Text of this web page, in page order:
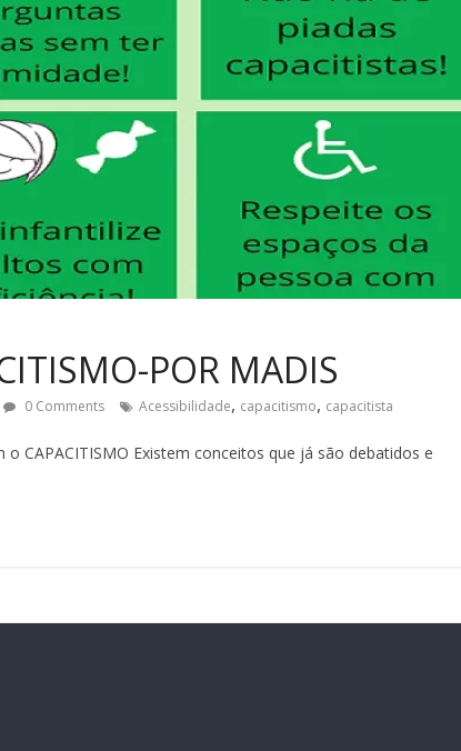
POR MADIS
0 Comments Acessibilidade, capacitismo, capacitista
CAPACITISMO Existem conceitos que já são debatidos e